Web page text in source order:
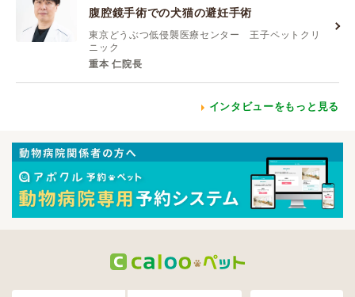
腹腔鏡手術での犬猫の避妊手術
東京どうぶつ低侵襲医療センター 王子ペットクリ
ニック
重本 仁院長
インタビューをもっと見る